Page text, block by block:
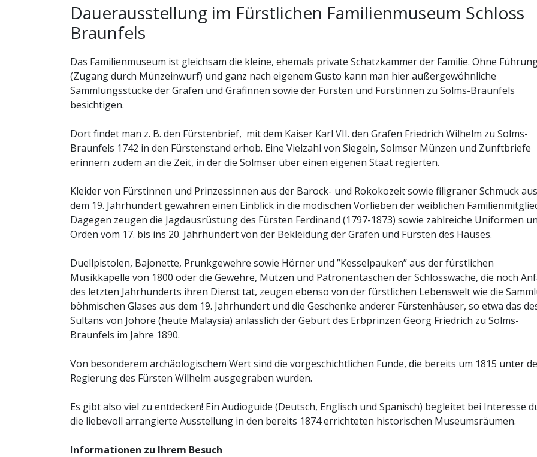
Dauerausstellung im Fürstlichen Familienmuseum Schloss
Braunfels
Das Familienmuseum ist gleichsam die kleine, ehemals private Schatzkammer der Familie. Ohne
(Zugang durch Münzeinwurf) und ganz nach eigenem Gusto kann man hier außergewöhnliche
Sammlungsstücke der Grafen und Gräfinnen sowie der Fürsten und Fürstinnen zu Solms-Braunfels
besichtigen.
Dort findet man z. B. den Fürstenbrief, mit dem Kaiser Karl VII. den Grafen Friedrich Wilhelm zu Solms-
Braunfels 1742 in den Fürstenstand erhob. Eine Vielzahl von Siegeln, Solmser Münzen und Zunftbriefe
erinnern zudem an die Zeit, in der die Solmser über einen eigenen Staat regierten.
Kleider von Fürstinnen und Prinzessinnen aus der Barock- und Rokokozeit sowie filigraner Schmuck aus
dem 19. Jahrhundert gewähren einen Einblick in die modischen Vorlieben der weiblichen
Dagegen zeugen die Jagdausrüstung des Fürsten Ferdinand (1797-1873) sowie zahlreiche Uniformen
Orden vom 17. bis ins 20. Jahrhundert von der Bekleidung der Grafen und Fürsten des Hauses.
Duellpistolen, Bajonette, Prunkgewehre sowie Hörner und ”Kesselpauken” aus der fürstlichen
Musikkapelle von 1800 oder die Gewehre, Mützen und Patronentaschen der Schlosswache, die noch
des letzten Jahrhunderts ihren Dienst tat, zeugen ebenso von der fürstlichen Lebenswelt wie die
böhmischen Glases aus dem 19. Jahrhundert und die Geschenke anderer Fürstenhäuser, so etwa das
Sultans von Johore (heute Malaysia) anlässlich der Geburt des Erbprinzen Georg Friedrich zu Solms-
Braunfels im Jahre 1890.
Von besonderem archäologischem Wert sind die vorgeschichtlichen Funde, die bereits um 1815 unter
Regierung des Fürsten Wilhelm ausgegraben wurden.
Es gibt also viel zu entdecken! Ein Audioguide (Deutsch, Englisch und Spanisch) begleitet bei Interesse
die liebevoll arrangierte Ausstellung in den bereits 1874 errichteten historischen Museumsräumen.
Informationen zu Ihrem Besuch